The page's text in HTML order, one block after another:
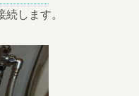
します。